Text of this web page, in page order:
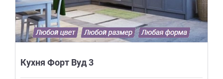
Кухня Форт Вуд 3